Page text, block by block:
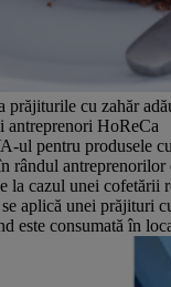
prăjiturile cu zahăr
antreprenori HoReCa
ul pentru produsele
rândul
la cazul unei cofetării
aplică unei prăjituri
este consumată în